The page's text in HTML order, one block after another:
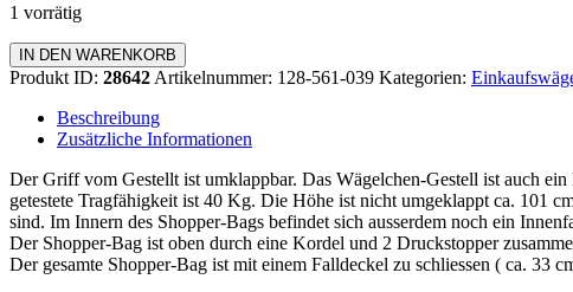
1 vorrätig
Einkaufswägeli
Carbon
Menge
IN DEN WARENKORB
Produkt ID: 28642 Artikelnummer: 128-561-039 Kategorien:
Beschreibung
Zusätzliche Informationen
Der Griff vom Gestellt ist umklappbar. Das Wägelchen-Gestell ist auch
getestete Tragfähigkeit ist 40 Kg. Die Höhe ist nicht umgeklappt ca. 101
sind. Im Innern des Shopper-Bags befindet sich ausserdem noch ein
Der Shopper-Bag ist oben durch eine Kordel und 2 Druckstopper
Der gesamte Shopper-Bag ist mit einem Falldeckel zu schliessen ( ca.